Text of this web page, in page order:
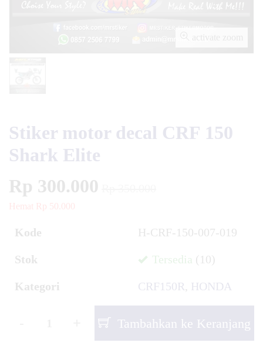
activate zoom
Stiker motor decal CRF 150
Shark Elite
Rp 300.000
Hemat Rp 50.000
Kode H-CRF-150-007-019
Stok Tersedia (10)
Kategori CRF150R, HONDA
Tambahkan ke Keranjang